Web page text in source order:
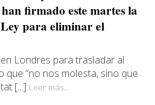
firmado este martes la
para eliminar el
Londres para trasladar al
“no nos molesta, sino que
[...] Leer más...